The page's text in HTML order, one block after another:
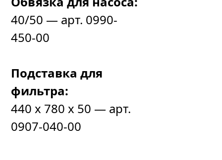
40/50 — арт. 0990-
450-00
Подставка для
фильтра:
440 х 780 х 50 — арт.
0907-040-00